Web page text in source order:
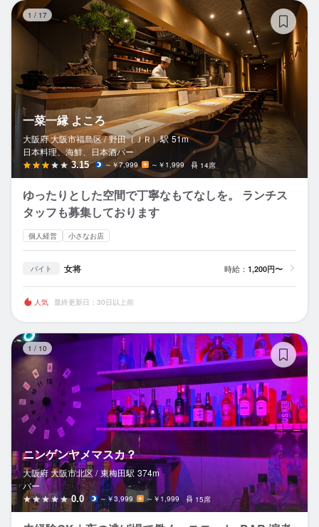
1 / 17
一菜一縁 よころ
大阪府 大阪市福島区 / 野田（ＪＲ）駅 51m
日本料理、海鮮、日本酒バー
3.15 ～￥7,999 ～￥1,999 14席
ゆったりとした空間で丁寧なもてなしを。 ランチス
タッフも募集しております
個人経営 小さなお店
バイト 女将 時給： 1,200円〜
人気 最終更新日：30日以上前
1 / 10
ニンゲンヤメマスカ？
大阪府 大阪市北区 / 東梅田駅 374m
バー
0.0 ～￥3,999 ～￥1,999 15席